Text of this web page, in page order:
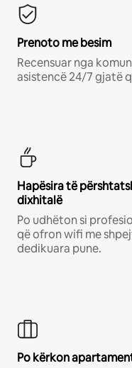
Prenoto me besim
Recensuar nga
asistencë 24/7 gjatë
Hapësira të
dixhitalë
Po udhëton si
që ofron wifi me
dedikuara pune.
Po kërkon